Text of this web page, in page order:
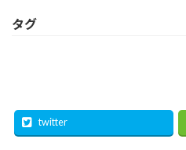
タグ
twitter